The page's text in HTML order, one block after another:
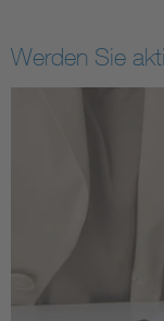
Werden Sie